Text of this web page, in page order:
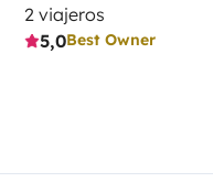
2 viajeros
5,0Best Owner